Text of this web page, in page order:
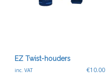
EZ Twist-houders
€10.00
inc. VAT